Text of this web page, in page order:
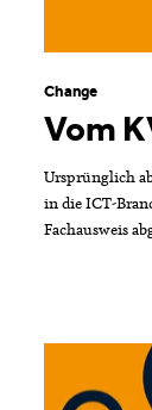
Vom
Change
Ursprünglich
in die ICT-
Fachausweis